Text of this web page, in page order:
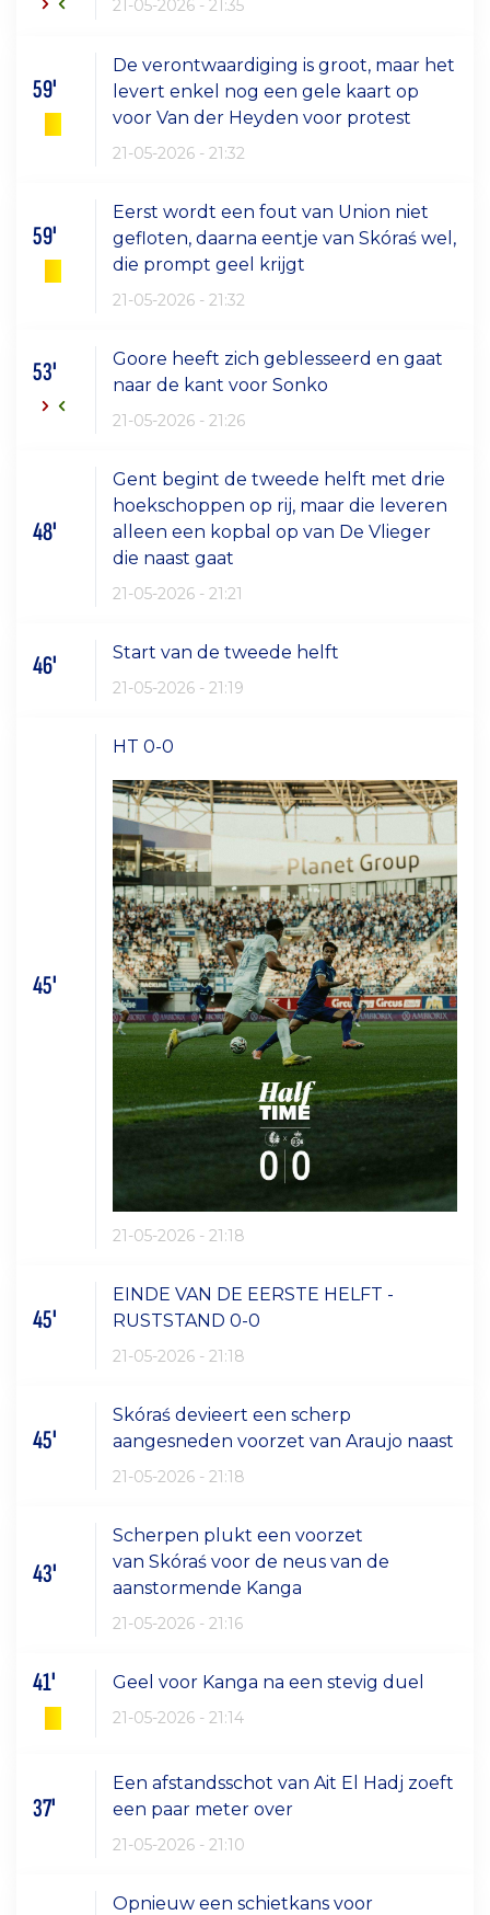
21-05-2026 - 21:35
59'
De verontwaardiging is groot, maar het
levert enkel nog een gele kaart op
voor Van der Heyden voor protest
21-05-2026 - 21:32
59'
Eerst wordt een fout van Union niet
gefloten, daarna eentje van Skóraś wel,
die prompt geel krijgt
21-05-2026 - 21:32
53'
Goore heeft zich geblesseerd en gaat
naar de kant voor Sonko
21-05-2026 - 21:26
48'
Gent begint de tweede helft met drie
hoekschoppen op rij, maar die leveren
alleen een kopbal op van De Vlieger
die naast gaat
21-05-2026 - 21:21
46' Start van de tweede helft
21-05-2026 - 21:19
45'
HT 0-0
21-05-2026 - 21:18
45'
EINDE VAN DE EERSTE HELFT -
RUSTSTAND 0-0
21-05-2026 - 21:18
45'
Skóraś devieert een scherp
aangesneden voorzet van Araujo naast
21-05-2026 - 21:18
43'
Scherpen plukt een voorzet
van Skóraś voor de neus van de
aanstormende Kanga
21-05-2026 - 21:16
41' Geel voor Kanga na een stevig duel
21-05-2026 - 21:14
37'
Een afstandsschot van Ait El Hadj zoeft
een paar meter over
21-05-2026 - 21:10
Opnieuw een schietkans voor